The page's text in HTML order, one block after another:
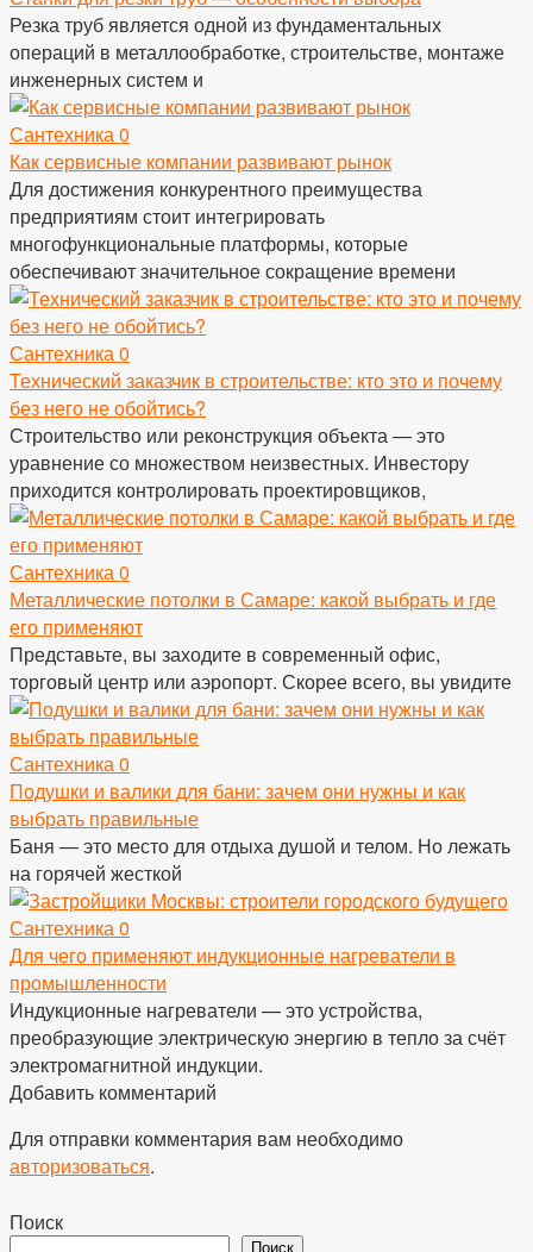
Резка труб является одной из фундаментальных
операций в металлообработке, строительстве, монтаже
инженерных систем и
Сантехника 0
Как сервисные компании развивают рынок
Для достижения конкурентного преимущества
предприятиям стоит интегрировать
многофункциональные платформы, которые
обеспечивают значительное сокращение времени
Сантехника 0
Технический заказчик в строительстве: кто это и почему
без него не обойтись?
Строительство или реконструкция объекта — это
уравнение со множеством неизвестных. Инвестору
приходится контролировать проектировщиков,
Сантехника 0
Металлические потолки в Самаре: какой выбрать и где
его применяют
Представьте, вы заходите в современный офис,
торговый центр или аэропорт. Скорее всего, вы увидите
Сантехника 0
Подушки и валики для бани: зачем они нужны и как
выбрать правильные
Баня — это место для отдыха душой и телом. Но лежать
на горячей жесткой
Сантехника 0
Для чего применяют индукционные нагреватели в
промышленности
Индукционные нагреватели — это устройства,
преобразующие электрическую энергию в тепло за счёт
электромагнитной индукции.
Добавить комментарий
Для отправки комментария вам необходимо
авторизоваться.
Поиск
Поиск